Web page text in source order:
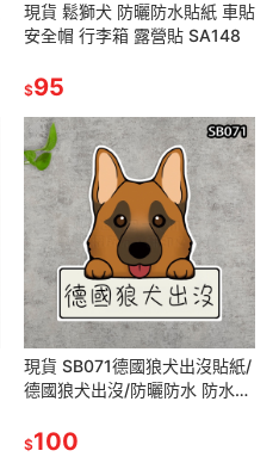
現貨 鬆獅犬 防曬防水貼紙 車貼
安全帽 行李箱 露營貼 SA148
$95
現貨 SB071德國狼犬出沒貼紙/
德國狼犬出沒/防曬防水 防水貼
$100